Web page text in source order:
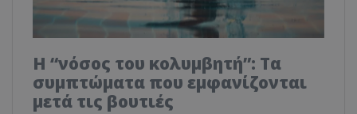
Η “νόσος του κολυμβητή”: Τα
συμπτώματα που εμφανίζονται
μετά τις βουτιές